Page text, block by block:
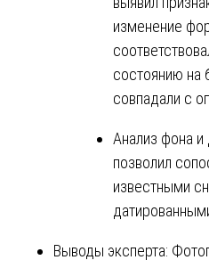
изменение
состоянию на
совпадали с
Анализ фона
позволил
известными
Выводы эксперта: